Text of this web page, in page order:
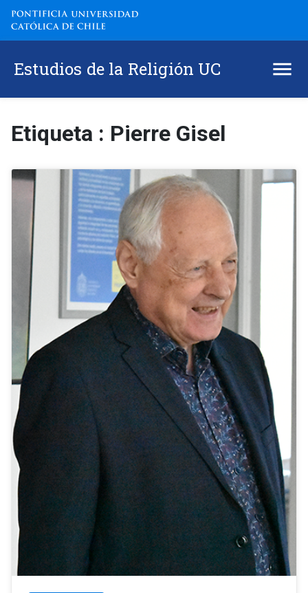
Estudios de la Religión UC
Etiqueta : Pierre Gisel